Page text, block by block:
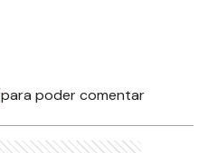
para poder comentar